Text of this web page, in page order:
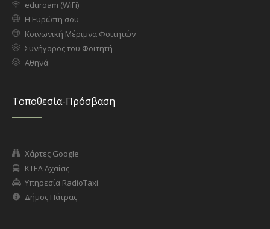
eduroam (WiFi)
Η Ευρώπη σου
Κοινωνική Μέριμνα Φοιτητών
Συνήγορος του Φοιτητή
Αθηνά
Τοποθεσία-Πρόσβαση
Χάρτες Google
ΚΤΕΛ Αχαΐας
Υπηρεσία RadioTaxi
Δήμος Πάτρας